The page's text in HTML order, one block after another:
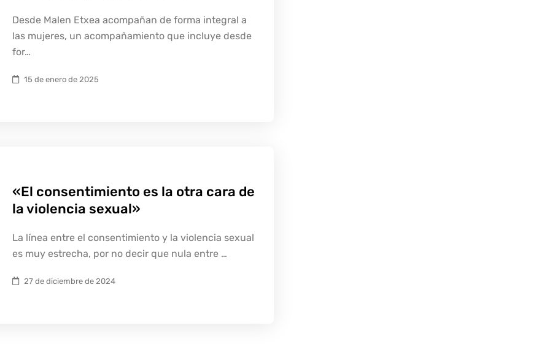
Desde Malen Etxea acompañan de forma integral a
las mujeres, un acompañamiento que incluye desde
for…
15 de enero de 2025
«El consentimiento es la otra cara de
la violencia sexual»
La línea entre el consentimiento y la violencia sexual
es muy estrecha, por no decir que nula entre …
27 de diciembre de 2024